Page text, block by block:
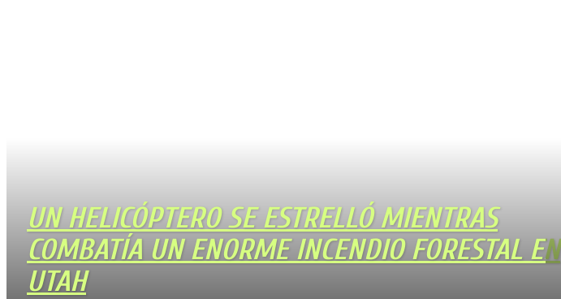
UN HELICÓPTERO SE ESTRELLÓ MIENTRAS
COMBATÍA UN ENORME INCENDIO FORESTAL EN
UTAH